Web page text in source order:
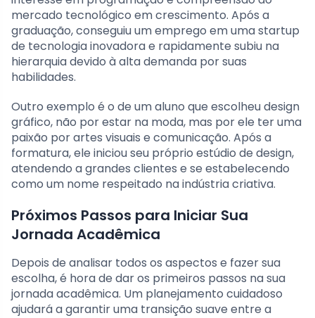
mercado tecnológico em crescimento. Após a
graduação, conseguiu um emprego em uma startup
de tecnologia inovadora e rapidamente subiu na
hierarquia devido à alta demanda por suas
habilidades.
Outro exemplo é o de um aluno que escolheu design
gráfico, não por estar na moda, mas por ele ter uma
paixão por artes visuais e comunicação. Após a
formatura, ele iniciou seu próprio estúdio de design,
atendendo a grandes clientes e se estabelecendo
como um nome respeitado na indústria criativa.
Próximos Passos para Iniciar Sua
Jornada Acadêmica
Depois de analisar todos os aspectos e fazer sua
escolha, é hora de dar os primeiros passos na sua
jornada acadêmica. Um planejamento cuidadoso
ajudará a garantir uma transição suave entre a